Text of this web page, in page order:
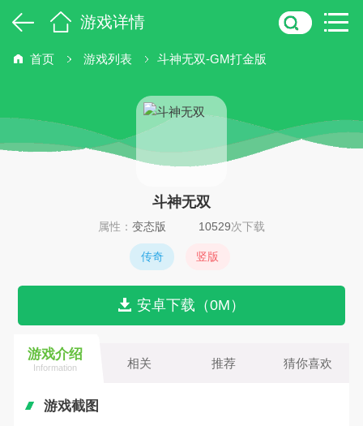
游戏详情
首页 游戏列表 斗神无双-GM打金版
斗神无双
属性： 变态版 10529次下载
传奇 竖版
安卓下载（0M）
游戏介绍
Information 相关 推荐 猜你喜欢
游戏截图